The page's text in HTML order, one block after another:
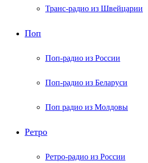
Транс-радио из Швейцарии
Поп
Поп-радио из России
Поп-радио из Беларуси
Поп радио из Молдовы
Ретро
Ретро-радио из России